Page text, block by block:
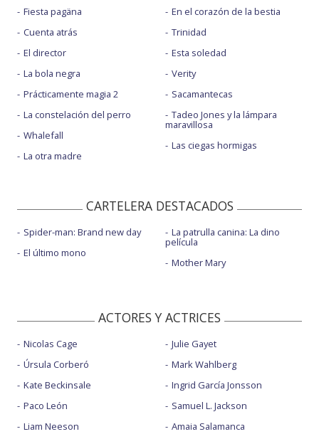
Fiesta pagäna
Cuenta atrás
El director
La bola negra
Prácticamente magia 2
La constelación del perro
Whalefall
La otra madre
En el corazón de la bestia
Trinidad
Esta soledad
Verity
Sacamantecas
Tadeo Jones y la lámpara
maravillosa
Las ciegas hormigas
CARTELERA DESTACADOS
Spider-man: Brand new day
El último mono
La patrulla canina: La dino
película
Mother Mary
ACTORES Y ACTRICES
Nicolas Cage
Úrsula Corberó
Kate Beckinsale
Paco León
Liam Neeson
Julie Gayet
Mark Wahlberg
Ingrid García Jonsson
Samuel L. Jackson
Amaia Salamanca